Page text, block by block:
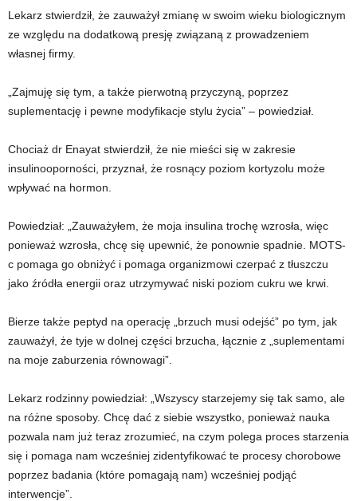
Lekarz stwierdził, że zauważył zmianę w swoim wieku biologicznym
ze względu na dodatkową presję związaną z prowadzeniem
własnej firmy.
„Zajmuję się tym, a także pierwotną przyczyną, poprzez
suplementację i pewne modyfikacje stylu życia” – powiedział.
Chociaż dr Enayat stwierdził, że nie mieści się w zakresie
insulinooporności, przyznał, że rosnący poziom kortyzolu może
wpływać na hormon.
Powiedział: „Zauważyłem, że moja insulina trochę wzrosła, więc
ponieważ wzrosła, chcę się upewnić, że ponownie spadnie. MOTS-
c pomaga go obniżyć i pomaga organizmowi czerpać z tłuszczu
jako źródła energii oraz utrzymywać niski poziom cukru we krwi.
Bierze także peptyd na operację „brzuch musi odejść” po tym, jak
zauważył, że tyje w dolnej części brzucha, łącznie z „suplementami
na moje zaburzenia równowagi”.
Lekarz rodzinny powiedział: „Wszyscy starzejemy się tak samo, ale
na różne sposoby. Chcę dać z siebie wszystko, ponieważ nauka
pozwala nam już teraz zrozumieć, na czym polega proces starzenia
się i pomaga nam wcześniej zidentyfikować te procesy chorobowe
poprzez badania (które pomagają nam) wcześniej podjąć
interwencje”.